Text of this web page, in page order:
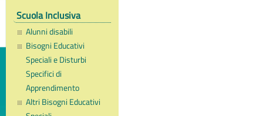
Scuola Inclusiva
Alunni disabili
Bisogni Educativi
Speciali e Disturbi
Specifici di
Apprendimento
Altri Bisogni Educativi